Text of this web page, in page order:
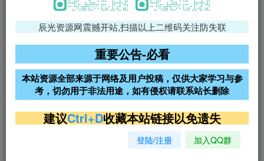
免费领支付宝红包
腾讯轻量4核4G3M服务器38元/
阿里云2核2G200M服务器68元/
年
雨云高防免备案服务器
超低价文字广告位招租 超低价文字广告位招租
超低价文字广告位招租
辰光资源网震撼开站,扫描以上二维码关注防失联
重要公告-必看
本站资源全部来源于网络及用户投稿，仅供大家学习与参
考，切勿用于非法用途，如有侵权请联系站长删除
建议Ctrl+D收藏本站链接以免遗失
登陆/注册 加入QQ群